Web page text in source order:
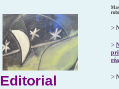
Editorial
>
>
>